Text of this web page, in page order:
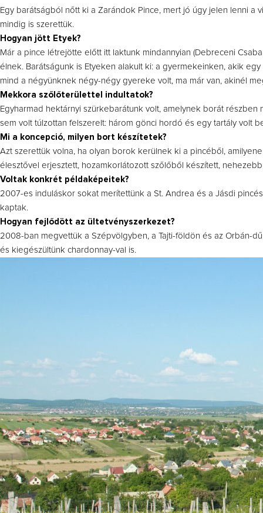
Egy barátságból nőtt ki a Zarándok Pince, mert jó úgy jelen lenni
mindig is szerettük.
Hogyan jött Etyek?
Már a pince létrejötte előtt itt laktunk mindannyian (Debreceni
élnek. Barátságunk is Etyeken alakult ki: a gyermekeinken, akik
mind a négyünknek négy-négy gyereke volt, ma már van, akinél
Mekkora szőlőterülettel indultatok?
Egyharmad hektárnyi szürkebarátunk volt, amelynek borát
sem volt túlzottan felszerelt: három gönci hordó és egy tartály volt
Mi a koncepció, milyen bort készítetek?
Azt szerettük volna, ha olyan borok kerülnek ki a pincéből,
élesztővel erjesztett, hozamkorlátozott szőlőből készített,
Voltak konkrét példaképeitek?
2007-es induláskor sokat merítettünk a St. Andrea és a Jásdi
kaptak.
Hogyan fejlődött az ültetvényszerkezet?
2008-ban megvettük a Szépvölgyben, a Tajti-földön és az Orbán-
és kiegészültünk chardonnay-val is.